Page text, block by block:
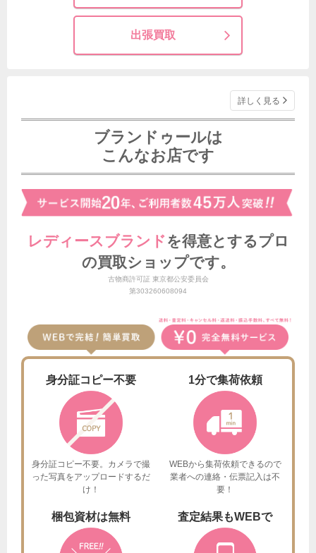
出張買取
詳しく見る
ブランドゥールは
こんなお店です
レディースブランド を得意とする プロ
の買取ショップです。
古物商許可証 東京都公安委員会
第303260608094
身分証コピー不要
身分証コピー不要。カメラで撮
った写真をアップロードするだ
け！
1分で集荷依頼
WEBから集荷依頼できるので
業者への連絡・伝票記入は不
要！
梱包資材は無料 査定結果もWEBで